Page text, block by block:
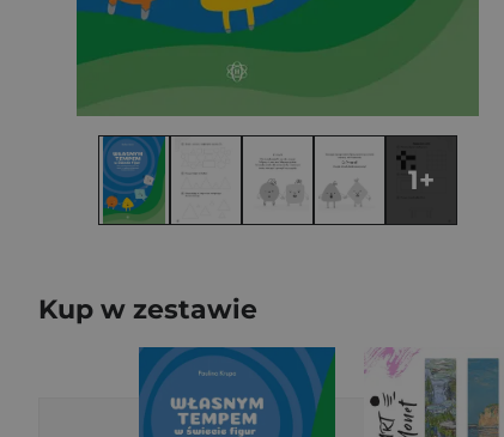
1+
Kup w zestawie